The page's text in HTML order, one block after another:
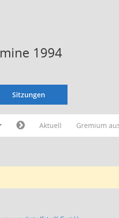
1994
Sitzungen
Aktuell Gremium